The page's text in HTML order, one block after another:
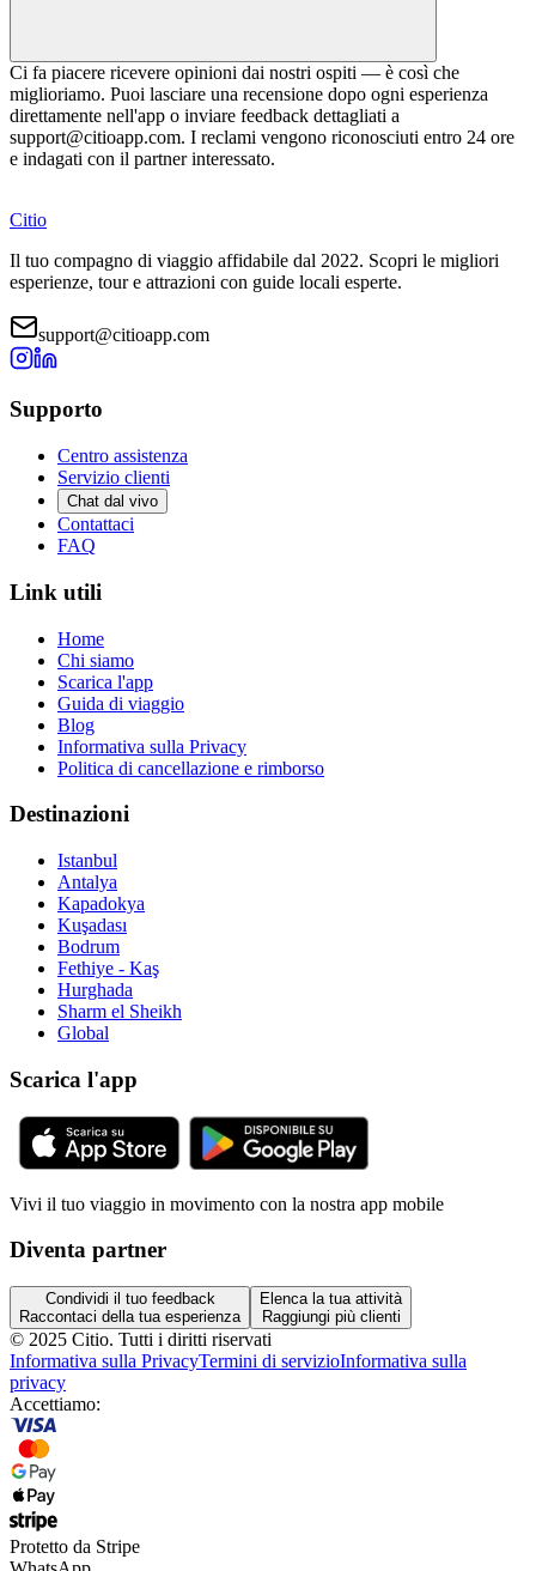
Ci fa piacere ricevere opinioni dai nostri ospiti — è così che
miglioriamo. Puoi lasciare una recensione dopo ogni esperienza
direttamente nell'app o inviare feedback dettagliati a
support@citioapp.com. I reclami vengono riconosciuti entro 24 ore
e indagati con il partner interessato.
Citio
Il tuo compagno di viaggio affidabile dal 2022. Scopri le migliori
esperienze, tour e attrazioni con guide locali esperte.
support@citioapp.com
Supporto
Centro assistenza
Servizio clienti
Chat dal vivo
Contattaci
FAQ
Link utili
Home
Chi siamo
Scarica l'app
Guida di viaggio
Blog
Informativa sulla Privacy
Politica di cancellazione e rimborso
Destinazioni
Istanbul
Antalya
Kapadokya
Kuşadası
Bodrum
Fethiye - Kaş
Hurghada
Sharm el Sheikh
Global
Scarica l'app
Vivi il tuo viaggio in movimento con la nostra app mobile
Diventa partner
Condividi il tuo feedback
Raccontaci della tua esperienza
Elenca la tua attività
Raggiungi più clienti
© 2025 Citio. Tutti i diritti riservati
Informativa sulla PrivacyTermini di servizioInformativa sulla
privacy
Accettiamo:
Protetto da Stripe